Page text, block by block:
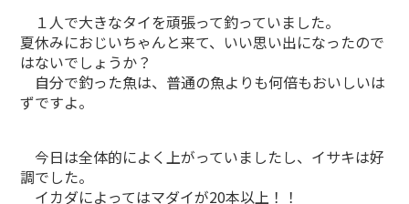
１人で大きなタイを頑張って釣っていました。
夏休みにおじいちゃんと来て、いい思い出になったので
はないでしょうか？
自分で釣った魚は、普通の魚よりも何倍もおいしいは
ずですよ。
今日は全体的によく上がっていましたし、イサキは好
調でした。
イカダによってはマダイが20本以上！！